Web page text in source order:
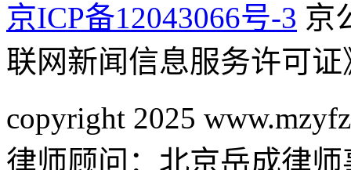
京ICP备12043066号-3 京
联网新闻信息服务许可证
copyright 2025
律师顾问：北京岳成律师